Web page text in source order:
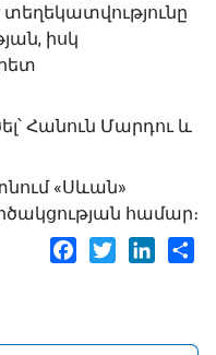
տեղեկատվությունը
իսկ
Հանուն Մարդու և
«Սևան»
համար։
Facebook
Twitter